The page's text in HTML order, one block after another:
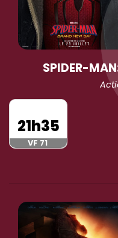
SPIDER-
21h35
VF 71